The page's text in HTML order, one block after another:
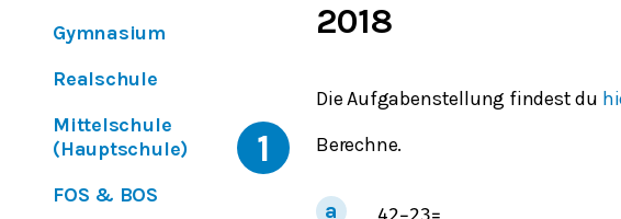
Gymnasium
Realschule
Mittelschule
(Hauptschule)
FOS & BOS
2018
Die Aufgabenstellung findest du
1 Berechne.